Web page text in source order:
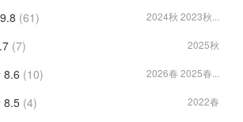
9.8 (61) 2024秋 2023秋...
(7) 2025秋
8.6 (10) 2026春 2025春...
8.5 (4) 2022春